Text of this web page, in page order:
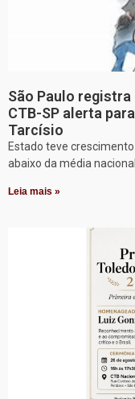
São Paulo
CTB-SP alerta
Tarcísio
Estado teve
abaixo da média
Leia mais »